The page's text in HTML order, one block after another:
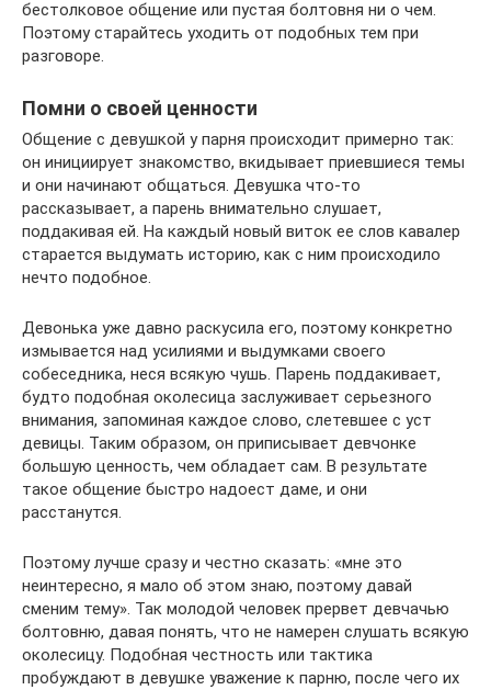
бестолковое общение или пустая болтовня ни о чем.
Поэтому старайтесь уходить от подобных тем при
разговоре.
Помни о своей ценности
Общение с девушкой у парня происходит примерно так:
он инициирует знакомство, вкидывает приевшиеся темы
и они начинают общаться. Девушка что-то
рассказывает, а парень внимательно слушает,
поддакивая ей. На каждый новый виток ее слов кавалер
старается выдумать историю, как c ним происходило
нечто подобное.
Девонька уже давно раскусила его, поэтому конкретно
измывается над усилиями и выдумками своего
собеседника, неся всякую чушь. Парень поддакивает,
будто подобная околесица заслуживает серьезного
внимания, запоминая каждое слово, слетевшее с уст
девицы. Таким образом, он приписывает девчонке
большую ценность, чем обладает сам. В результате
такое общение быстро надоест даме, и они
расстанутся.
Поэтому лучше сразу и честно сказать: «мне это
неинтересно, я мало об этом знаю, поэтому давай
сменим тему». Так молодой человек прервет девчачью
болтовню, давая понять, что не намерен слушать всякую
околесицу. Подобная честность или тактика
пробуждают в девушке уважение к парню, после чего их